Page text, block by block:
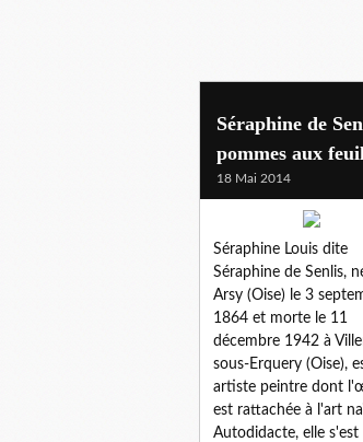
Séraphine de
pommes aux
18 Mai 2014
Séraphine Louis dite
Séraphine de Senlis,
Arsy (Oise) le 3
1864 et morte le 11
décembre 1942 à
sous-Erquery (Oise),
artiste peintre dont
est rattachée à l'art
Autodidacte, elle s'est